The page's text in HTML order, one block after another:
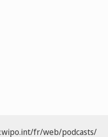
fr/web/podcasts/